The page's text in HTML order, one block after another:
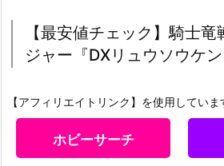
【最安値チェック】騎士
ジャー『DXリュウソウケ
【アフィリエイトリンク】を使用していま
ホビーサーチ